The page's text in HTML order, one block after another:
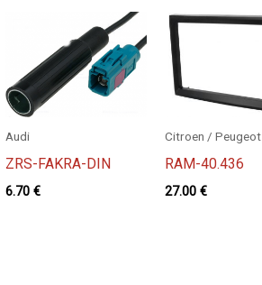
Audi
ZRS-FAKRA-DIN
6.70€
Citroen / Peugeot
RAM-40.436
27.00 €